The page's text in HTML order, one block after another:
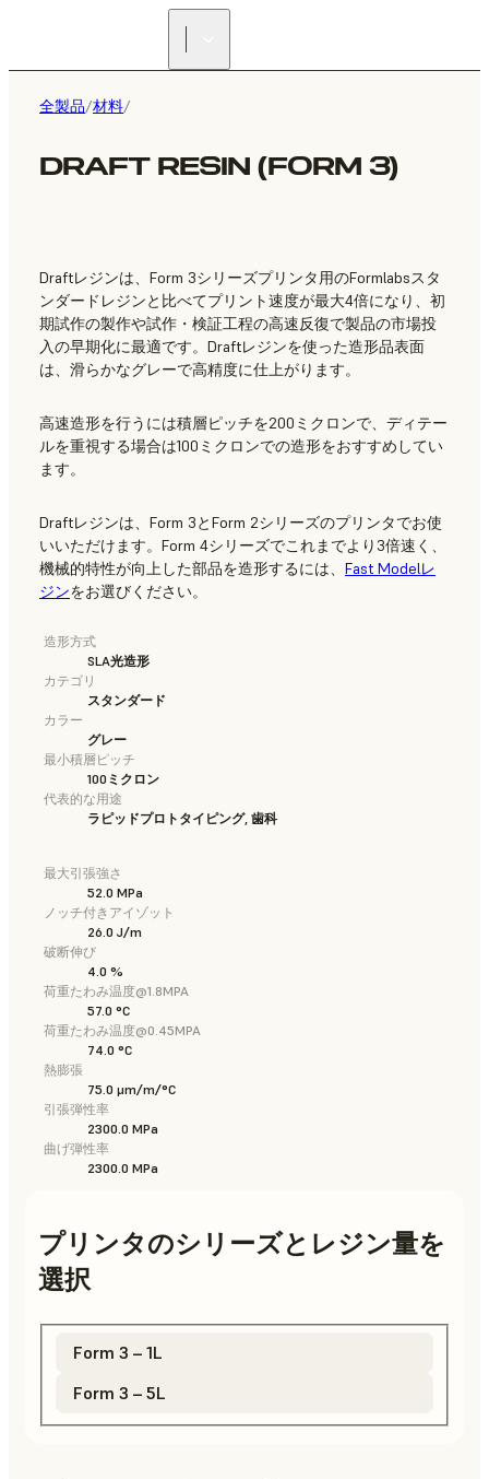
全製品/材料/
DRAFT RESIN (FORM 3)
Draftレジンは、Form 3シリーズプリンタ用のFormlabsスタ
ンダードレジンと比べてプリント速度が最大4倍になり、初
期試作の製作や試作・検証工程の高速反復で製品の市場投
入の早期化に最適です。Draftレジンを使った造形品表面
は、滑らかなグレーで高精度に仕上がります。
高速造形を行うには積層ピッチを200ミクロンで、ディテー
ルを重視する場合は100ミクロンでの造形をおすすめしてい
ます。
Draftレジンは、Form 3とForm 2シリーズのプリンタでお使
いいただけます。Form 4シリーズでこれまでより3倍速く、
機械的特性が向上した部品を造形するには、 Fast Modelレ
ジンをお選びください。
造形方式
SLA光造形
カテゴリ
スタンダード
カラー
グレー
最小積層ピッチ
100ミクロン
代表的な用途
ラピッドプロトタイピング, 歯科
最大引張強さ
52.0 MPa
ノッチ付きアイゾット
26.0 J/m
破断伸び
4.0 %
荷重たわみ温度@1.8MPA
57.0 °C
荷重たわみ温度@0.45MPA
74.0 °C
熱膨張
75.0 μm/m/°C
引張弾性率
2300.0 MPa
曲げ弾性率
2300.0 MPa
プリンタのシリーズとレジン量を
選択
Form 3 – 1L
Form 3 – 5L